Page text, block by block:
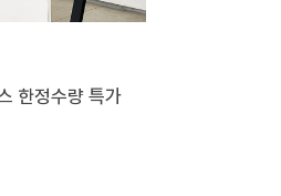
한정수량 특가